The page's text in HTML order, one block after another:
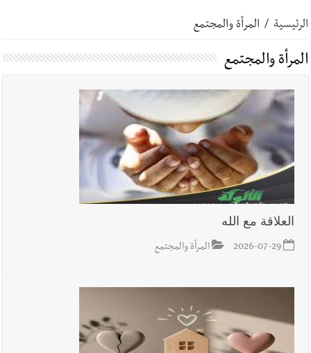
القدرات -صيدا
أخبار صيدا
بلدية صيدا ومؤسسة الحريري تعقدان الاجتماع
التشاوري الأول للمرصد الحضري
أخبار صيدا بالصور : بلدية صيدا تستقبل السيد محمد زيدان:
استعراض شامل لمشاريع وتأكيدٌ على حماية القيمة التراثية للمدينة
القديمة
أخبار صيدا عمر مرجان يطلق أكاديمية نادي الحرية لكرة القدم
أخبار لبنان
قائد الجيش اللبناني العماد رودولف هيكل استقبل
النائب أكرم شهيب الذي شدد على ضرورة التفاف جميع اللبنانيين
الرئيسية / المرأة والمجتمع
المرأة والمجتمع
العلاقة مع الله
2026-07-29 المرأة والمجتمع